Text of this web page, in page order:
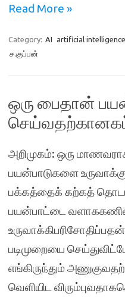
Read More »
Category: AI artificial intelligence
ச.குப்பன்
ஒரு பைதான்
அறிமுகம்: ஒரு
பயன்பாடுகளை
பக்கத்தைக் கற்கத்
பயன்பாட்டை
படிமுறையை
எங்கிருந்தும்
வெளியிட